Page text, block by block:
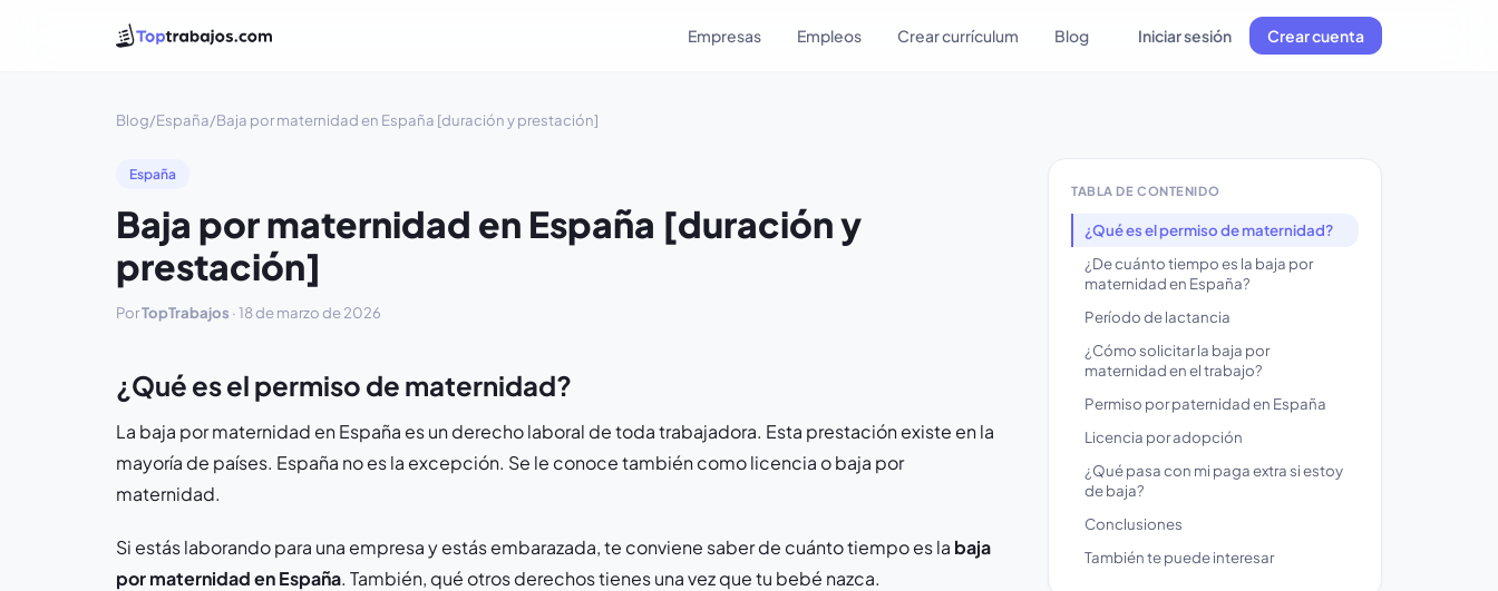
Empresas Empleos Crear currículum Blog Iniciar sesión Crear cuenta
Blog/España/Baja por maternidad en España [duración y prestación]
España
Baja por maternidad en España [duración y
prestación]
PorTopTrabajos ·18 de marzo de 2026
¿Qué es el permiso de maternidad?
La baja por maternidad en España es un derecho laboral de toda trabajadora. Esta prestación existe en la
mayoría de países. España no es la excepción. Se le conoce también como licencia o baja por
maternidad.
Si estás laborando para una empresa y estás embarazada, te conviene saber de cuánto tiempo es la baja
por maternidad en España. También, qué otros derechos tienes una vez que tu bebé nazca.
TABLA DE CONTENIDO
¿Qué es el permiso de maternidad?
¿De cuánto tiempo es la baja por
maternidad en España?
Período de lactancia
¿Cómo solicitar la baja por
maternidad en el trabajo?
Permiso por paternidad en España
Licencia por adopción
¿Qué pasa con mi paga extra si estoy
de baja?
Conclusiones
También te puede interesar